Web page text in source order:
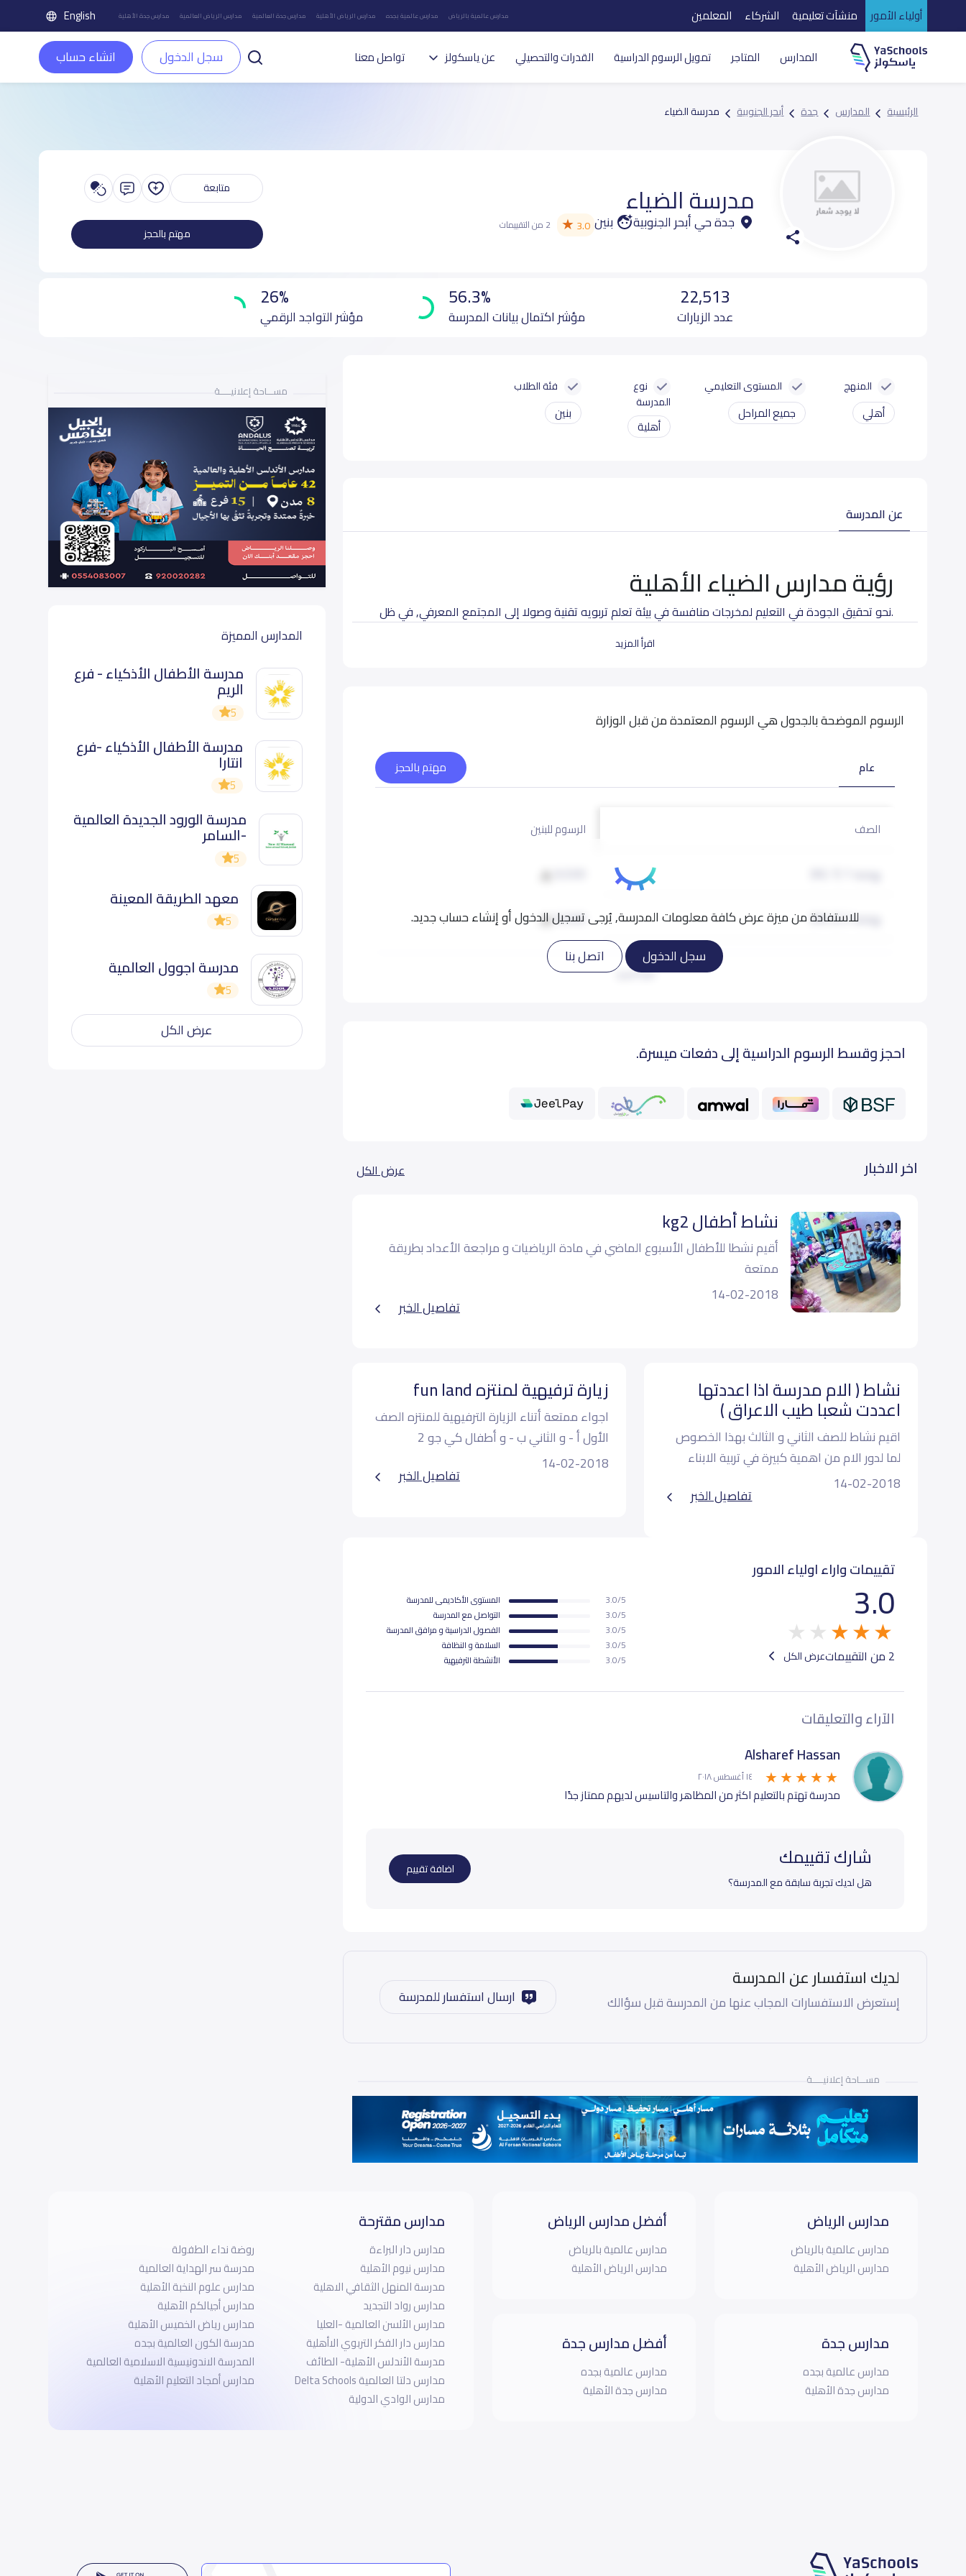
أولياء الأمور منشآت تعليمية الشركاء المعلمين مدارس عالمية بالرياض مدارس عالمية بجده مدارس الرياض الأهلية مدارس جدة العالمية مدارس الرياض العالمية مدارس جدة الأهلية English
المدارس المتاجر تمويل الرسوم الدراسية القدرات والتحصيلي عن ياسكولز تواصل معنا سجل الدخول انشاء حساب
الرئيسية المدارس جدة أبحر الجنوبية مدرسة الضياء
مدرسة الضياء
جدة حي أبحر الجنوبية بنين 3.0
★ 2 من التقييمات
متابعة
مهتم بالحجز
22,513
عدد الزيارات
56.3%
مؤشر اكتمال بيانات المدرسة
26%
مؤشر التواجد الرقمي
المنهج
أهلي
المستوى التعليمي
جميع المراحل
نوع
المدرسة
أهلية
فئة الطلاب
بنين
عن المدرسة
اقرأ المزيد
رؤية مدارس الضياء الأهلية
.نحو تحقيق الجودة في التعليم لمخرجات منافسة في بيئة تعلم تربويه تقنية وصولا إلى المجتمع المعرفي, في ظل
قيمنا الاسلامية, وثوابتنا الوطنية
الرسوم الموضحة بالجدول هي الرسوم المعتمدة من قبل الوزارة
للاستفادة من ميزة عرض كافة معلومات المدرسة, يُرجى تسجيل الدخول أو إنشاء حساب جديد.
سجل الدخول
اتصل بنا
عام مهتم بالحجز
اقرأ المزيد
الصف الرسوم للبنين
روضة 2 (KG 2)
9,500
9,500
ثاني إبتدائي (Grade 2)
ثالث إبتدائي (Grade 3)
14,000
سادس إبتدائي (Grade 6)
أول متوسط (Grade 7)
ثاني متوسط (Grade 8)
احجز وقسط الرسوم الدراسية إلى دفعات ميسرة.
اخر الاخبار عرض الكل
نشاط أطفال kg2
أقيم نشطا للأطفال الأسبوع الماضي في مادة الرياضيات و مراجعة الأعداد بطريقة
ممتعة
14-02-2018
تفاصيل الخبر
نشاط ( الام مدرسة اذا اعددتها
اعددت شعبا طيب الاعراق )
اقيم نشاط للصف الثاني و الثالث بهذا الخصوص
لما لدور الام من اهمية كبيرة في تربية الابناء
14-02-2018
تفاصيل الخبر
زيارة ترفيهية لمنتزه fun land
اجواء ممتعة أتناء الزيارة الترفيهية للمنتزه الصف
اﻷول أ - و الثاني ب - و أطفال كي جو 2
14-02-2018
تفاصيل الخبر
تقييمات واراء اولياء الامور
3.0
2 من التقييمات عرض الكل
3.0/5
المستوى اﻷكاديمى للمدرسة
3.0/5
التواصل مع المدرسة
3.0/5
الفصول الدراسية و مرافق المدرسة
3.0/5
السلامة و النظافة
3.0/5
اﻷنشطة الترفيهية
الآراء والتعليقات
Alsharef Hassan
١٤ أغسطس ٢٠١٨
مدرسة تهتم بالتعليم اكثر من المظاهر والتاسيس لديهم ممتاز جدًا
شارك تقييمك
هل لديك تجربة سابقة مع المدرسة؟
اضافة تقييم
لديك استفسار عن المدرسة
إستعرض الاستفسارات المجاب عنها من المدرسة قبل سؤالك ارسال استفسار للمدرسة
مســـاحة إعلانيـــــة
مســـاحة إعلانيـــــة
المدارس المميزة
مدرسة الأطفال الأذكياء - فرع
الريم
5
مدرسة الأطفال الأذكياء -فرع
انتارا
5
مدرسة الورود الجديدة العالمية
-السامر
5
معهد الطريقة المعينة
5
مدرسة اجوول العالمية
5
عرض الكل
مدارس الرياض
مدارس عالمية بالرياض
مدارس الرياض الأهلية
مدارس جدة
مدارس عالمية بجده
مدارس جدة الأهلية
أفضل مدارس الرياض
مدارس عالمية بالرياض
مدارس الرياض الأهلية
أفضل مدارس جدة
مدارس عالمية بجده
مدارس جدة الأهلية
مدارس مقترحة
مدارس دار البراءة
مدارس نيوم الأهلية
مدرسة المنهل الثقافي الاهلية
مدارس رواد التجديد
مدارس الألسن العالمية -العليا
مدارس دار الفكر التربوي الاأهلية
مدرسة الأندلس الأهلية- الطائف
مدارس دلتا العالمية Delta Schools
مدارس الوادي الدولية
روضة نداء الطفولة
مدرسة سر الهداية العالمية
مدارس علوم النخبة الأهلية
مدارس أجيالكم الأهلية
مدارس رياض الخميس الأهلية
مدرسة الكون العالمية بجده
المدرسة الاندونيسية الاسلامية العالمية
مدارس أمجاد التعليم الأهلية